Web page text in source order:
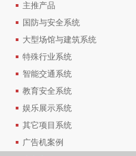
主推产品
国防与安全系统
大型场馆与建筑系统
特殊行业系统
智能交通系统
教育安全系统
娱乐展示系统
其它项目系统
广告机案例